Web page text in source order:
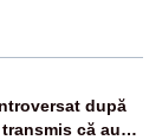
după
că au